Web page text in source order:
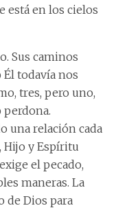
está en los cielos
Sus caminos
todavía nos
tres, pero uno,
perdona.
una relación cada
Hijo y Espíritu
el pecado,
maneras. La
de Dios para